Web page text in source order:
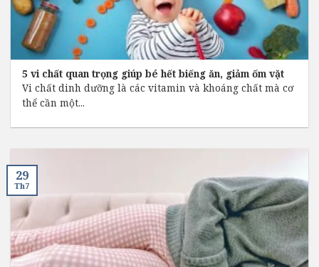
5 vi chất quan trọng giúp bé hết biếng ăn, giảm ốm vặt
Vi chất dinh dưỡng là các vitamin và khoáng chất mà cơ
thể cần một...
29
Th7